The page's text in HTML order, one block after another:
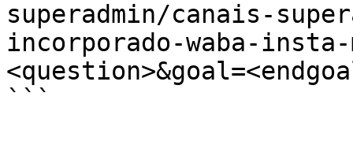
superadmin/canais-
incorporado-waba-insta-
```